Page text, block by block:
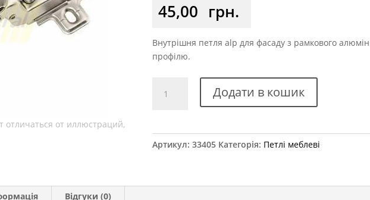
45,00 грн.
Внутрішня петля alp для фасаду з рамкового
профілю.
меблева
рамкового
Додати в кошик
Артикул:33405 Категорія: Петлі меблеві
Відгуки (0)